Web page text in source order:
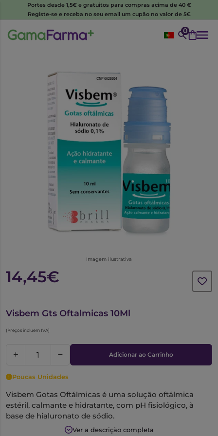
Portes desde 1,5€ e gratuitos para compras acima de 40 €
Registe-se e receba no seu email um cupão no valor de 5€
0
Imagem ilustrativa
14,45€
Visbem Gts Oftalmicas 10Ml
(Preços incluem IVA)
Adicionar ao Carrinho
Poucas Unidades
Visbem Gotas Oftálmicas é uma solução oftálmica
estéril, calmante e hidratante, com pH fisiológico, à
base de hialuronato de sódio.
Ver a descrição completa